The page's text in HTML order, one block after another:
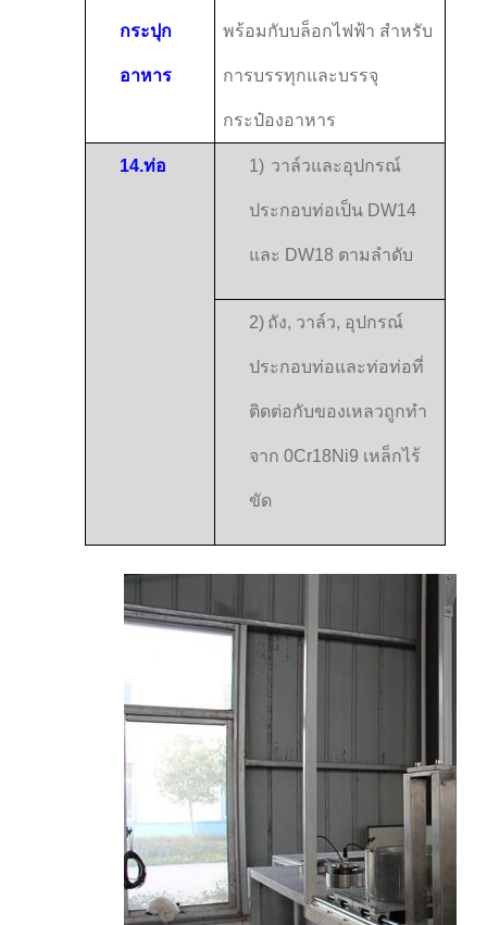
กระปุก
อาหาร
พร้อมกับบล็อกไฟฟ้า สําหรับ
การบรรทุกและบรรจุ
กระป๋องอาหาร
14.ท่อ 1) วาล์วและอุปกรณ์
ประกอบท่อเป็น DW14
และ DW18 ตามลําดับ
2) ถัง, วาล์ว, อุปกรณ์
ประกอบท่อและท่อท่อที่
ติดต่อกับของเหลวถูกทํา
จาก 0Cr18Ni9 เหล็กไร้
ขัด